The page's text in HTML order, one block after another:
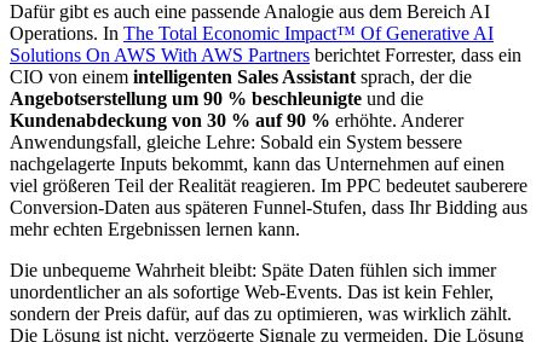
Dafür gibt es auch eine passende Analogie aus dem Bereich AI
Operations. In The Total Economic Impact™ Of Generative AI
Solutions On AWS With AWS Partners berichtet Forrester, dass ein
CIO von einem intelligenten Sales Assistant sprach, der die
Angebotserstellung um 90 % beschleunigte und die
Kundenabdeckung von 30 % auf 90 % erhöhte. Anderer
Anwendungsfall, gleiche Lehre: Sobald ein System bessere
nachgelagerte Inputs bekommt, kann das Unternehmen auf einen
viel größeren Teil der Realität reagieren. Im PPC bedeutet sauberere
Conversion-Daten aus späteren Funnel-Stufen, dass Ihr Bidding aus
mehr echten Ergebnissen lernen kann.
Die unbequeme Wahrheit bleibt: Späte Daten fühlen sich immer
unordentlicher an als sofortige Web-Events. Das ist kein Fehler,
sondern der Preis dafür, auf das zu optimieren, was wirklich zählt.
Die Lösung ist nicht, verzögerte Signale zu vermeiden. Die Lösung